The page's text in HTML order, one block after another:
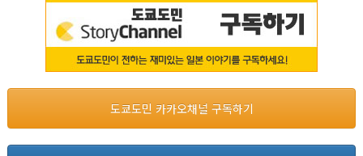
도쿄도민 카카오채널 구독하기